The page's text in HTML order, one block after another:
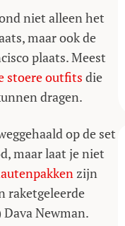
niet alleen het
maar ook de
plaats. Meest
stoere outfits die
dragen.
op de set
maar laat je niet
zijn
raketgeleerde
Newman.